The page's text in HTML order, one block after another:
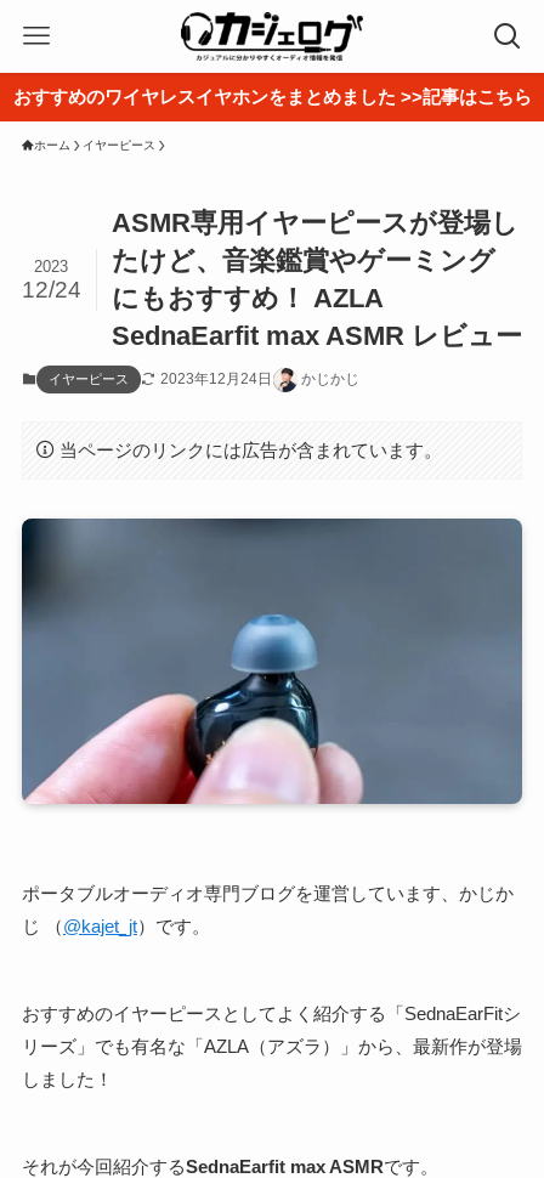
おすすめのワイヤレスイヤホンをまとめました >>記事はこちら
ホーム イヤーピース
ASMR専用イヤーピースが登場し
たけど、音楽鑑賞やゲーミング
にもおすすめ！ AZLA
SednaEarfit max ASMR レビュー
2023
12/24
イヤーピース 2023年12月24日 かじかじ
当ページのリンクには広告が含まれています。
ポータブルオーディオ専門ブログを運営しています、かじか
じ （@kajet_jt）です。
おすすめのイヤーピースとしてよく紹介する「SednaEarFitシ
リーズ」でも有名な「AZLA（アズラ）」から、最新作が登場
しました！
それが今回紹介するSednaEarfit max ASMRです。